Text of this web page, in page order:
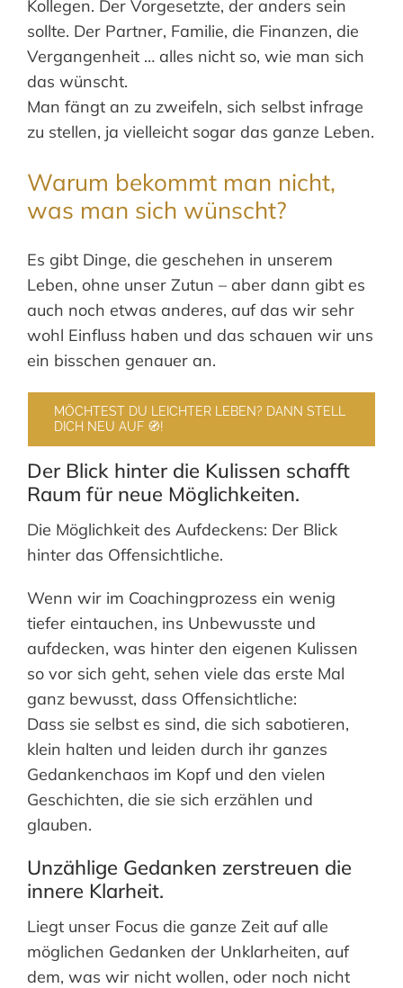
Kollegen. Der Vorgesetzte, der anders sein
sollte. Der Partner, Familie, die Finanzen, die
Vergangenheit … alles nicht so, wie man sich
das wünscht.
Man fängt an zu zweifeln, sich selbst infrage
zu stellen, ja vielleicht sogar das ganze Leben.
Warum bekommt man nicht,
was man sich wünscht?
Es gibt Dinge, die geschehen in unserem
Leben, ohne unser Zutun – aber dann gibt es
auch noch etwas anderes, auf das wir sehr
wohl Einfluss haben und das schauen wir uns
ein bisschen genauer an.
MÖCHTEST DU LEICHTER LEBEN? DANN STELL
DICH NEU AUF 🧭!
Der Blick hinter die Kulissen schafft
Raum für neue Möglichkeiten.
Die Möglichkeit des Aufdeckens: Der Blick
hinter das Offensichtliche.
Wenn wir im Coachingprozess ein wenig
tiefer eintauchen, ins Unbewusste und
aufdecken, was hinter den eigenen Kulissen
so vor sich geht, sehen viele das erste Mal
ganz bewusst, dass Offensichtliche:
Dass sie selbst es sind, die sich sabotieren,
klein halten und leiden durch ihr ganzes
Gedankenchaos im Kopf und den vielen
Geschichten, die sie sich erzählen und
glauben.
Unzählige Gedanken zerstreuen die
innere Klarheit.
Liegt unser Focus die ganze Zeit auf alle
möglichen Gedanken der Unklarheiten, auf
dem, was wir nicht wollen, oder noch nicht